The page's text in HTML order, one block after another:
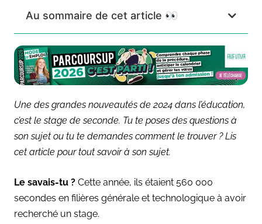
Au sommaire de cet article 👀
Une des grandes nouveautés de 2024 dans l’éducation,
c’est le stage de seconde. Tu te poses des questions à
son sujet ou tu te demandes comment le trouver ? Lis
cet article pour tout savoir à son sujet.
Le savais-tu ? Cette année, ils étaient 560 000
secondes en filières générale et technologique à avoir
recherché un stage.